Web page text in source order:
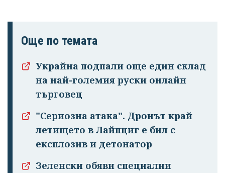
Още по темата
Украйна подпали още един склад
на най-големия руски онлайн
търговец
"Сериозна атака". Дронът край
летището в Лайпциг е бил с
експлозив и детонатор
Зеленски обяви специални